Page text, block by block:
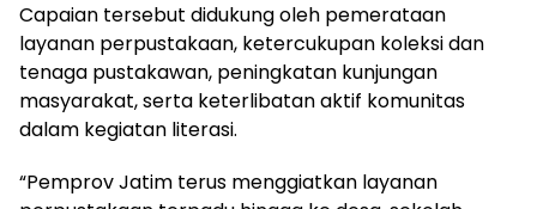
Capaian tersebut didukung oleh pemerataan
layanan perpustakaan, ketercukupan koleksi dan
tenaga pustakawan, peningkatan kunjungan
masyarakat, serta keterlibatan aktif komunitas
dalam kegiatan literasi.
“Pemprov Jatim terus menggiatkan layanan